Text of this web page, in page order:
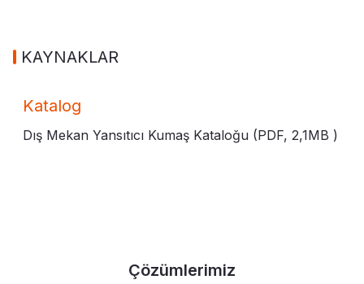
KAYNAKLAR
Katalog
Dış Mekan Yansıtıcı Kumaş Kataloğu (PDF, 2,1MB )
Çözümlerimiz